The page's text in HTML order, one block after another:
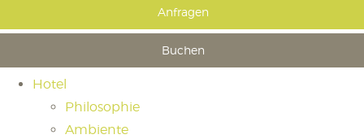
Anfragen
Buchen
Hotel
Philosophie
Ambiente